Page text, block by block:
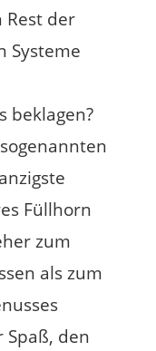
Rest der
Systeme
beklagen?
Füllhorn
zum
als zum
Spaß, den